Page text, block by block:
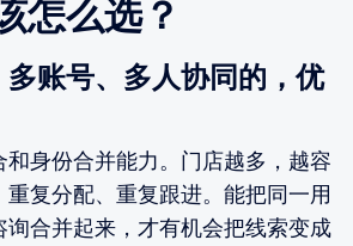
怎么选？
账号、多人协同的，优
身份合并能力。门店越多，越容
复分配、重复跟进。能把同一用
询合并起来，才有机会把线索变成